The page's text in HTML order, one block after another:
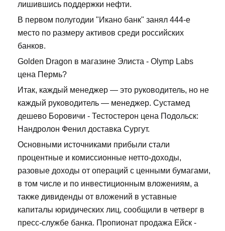
лишившись поддержки нефти.
В первом полугодии "Икано банк" занял 444-е
место по размеру активов среди российских
банков.
Golden Dragon в магазине Элиста - Olymp Labs
цена Пермь?
Итак, каждый менеджер — это руководитель, но не
каждый руководитель — менеджер. Сустамед
дешево Боровичи - Тестостерон цена Подольск:
Нандролон Фенил доставка Сургут.
Основными источниками прибыли стали
процентные и комиссионные нетто-доходы,
разовые доходы от операций с ценными бумагами,
в том числе и по инвестиционным вложениям, а
также дивиденды от вложений в уставные
капиталы юридических лиц, сообщили в четверг в
пресс-службе банка. Пропионат продажа Ейск -